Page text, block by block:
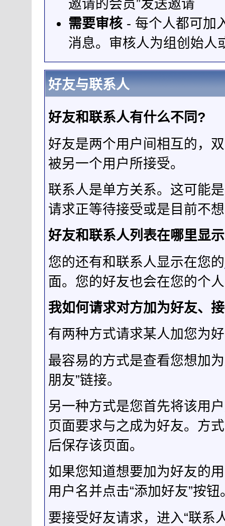
邀请的会员”发送邀请
需要审核- 每个人都可加
消息。审核人为组创始人
好友与联系人
好友和联系人有什么不同?
好友是两个用户间相互的，
被另一个用户所接受。
联系人是单方关系。这可能
请求正等待接受或是目前不
好友和联系人列表在哪里显
您的还有和联系人显示在您的
面。您的好友也会在您的个
我如何请求对方加为好友、
有两种方式请求某人加您为
最容易的方式是查看您想加
朋友”链接。
另一种方式是您首先将该用
页面要求与之成为好友。方
后保存该页面。
如果您知道想要加为好友的
用户名并点击“添加好友”按钮
要接受好友请求，进入“联系